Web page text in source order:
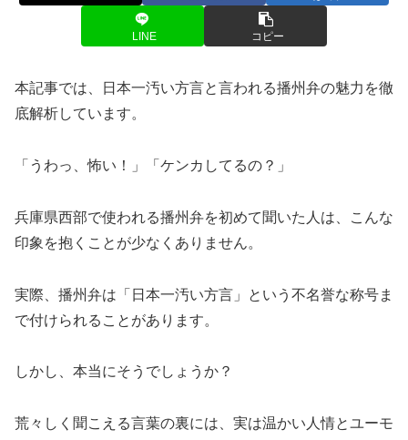
LINE コピー
本記事では、日本一汚い方言と言われる播州弁の魅力を徹
底解析しています。
「うわっ、怖い！」「ケンカしてるの？」
兵庫県西部で使われる播州弁を初めて聞いた人は、こんな
印象を抱くことが少なくありません。
実際、播州弁は「日本一汚い方言」という不名誉な称号ま
で付けられることがあります。
しかし、本当にそうでしょうか？
荒々しく聞こえる言葉の裏には、実は温かい人情とユーモ